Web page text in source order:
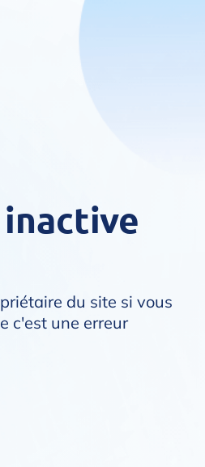
inactive
du site si vous
c'est une erreur